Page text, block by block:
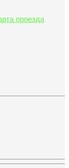
проезда